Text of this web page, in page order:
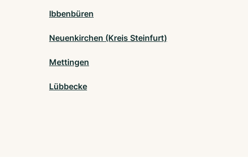
Ibbenbüren
Neuenkirchen (Kreis Steinfurt)
Mettingen
Lübbecke